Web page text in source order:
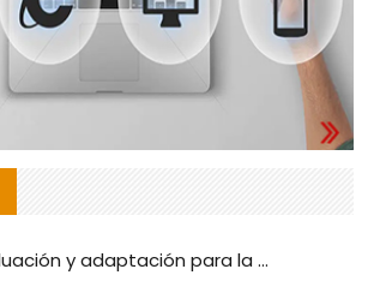
Guía de evaluación y adaptación para la producción en serie de componentes de cables nacionales para CNC Tech